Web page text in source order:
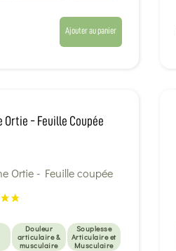
Ajouter au panier
Ortie - Feuille Coupée
Douleur
articulaire &
musculaire
Souplesse
Articulaire et
Musculaire